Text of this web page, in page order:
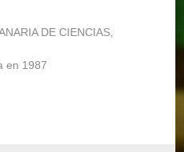
DE CIENCIAS,
en 1987